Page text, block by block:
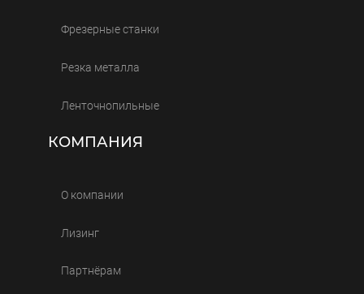
Фрезерные станки
Резка металла
Ленточнопильные
КОМПАНИЯ
О компании
Лизинг
Партнёрам